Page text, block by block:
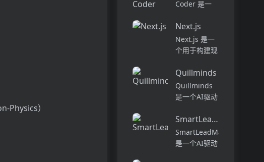
Physics）
助开发者自动
化复杂的编...
编写SQL代码
即可快速从数
据中获取洞
察。它通过自
然语言...
Coder 是一
程体验的在线
工具。它通过
智能代码分
和多模型支持
等功能，帮助
开发者提高代
码质量和效
率。产品背...
Next.js
Next.js 是一
个用于构建现
用程序的框
架。它提供了
许多功能和优
器渲染、静态
生成、热模块
替换等。
Next.js 的定
Quillminds
Quillminds
是一个AI驱动
旨在通过人工
智能工具革新
学习、教学和
SmartLeadMagnet
SmartLeadMagnet
是一个AI驱动